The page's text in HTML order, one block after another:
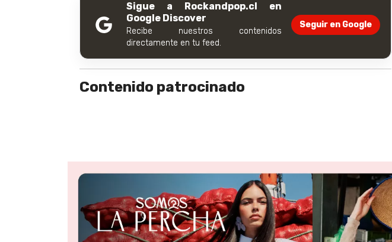
Sigue a Rockandpop.cl en
Google Discover
Recibe nuestros contenidos
directamente en tu feed.
Seguir en Google
Contenido patrocinado